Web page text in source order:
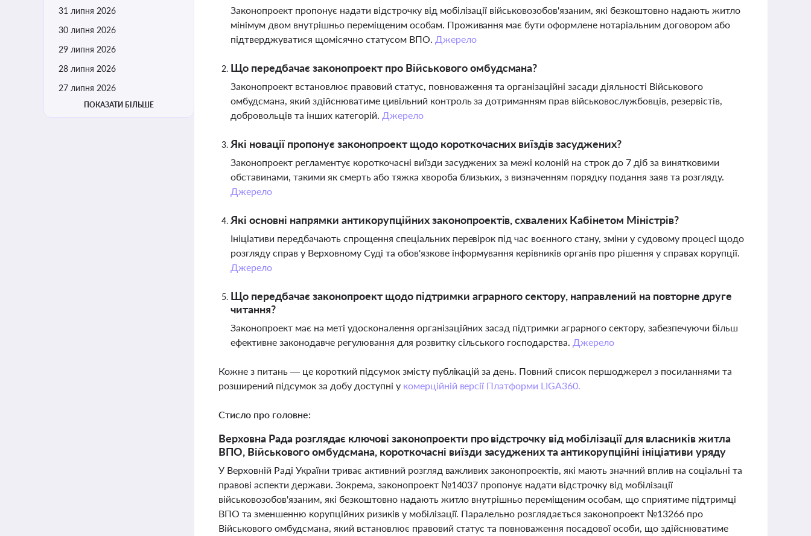
31 липня 2026
30 липня 2026
29 липня 2026
28 липня 2026
27 липня 2026
ПОКАЗАТИ БІЛЬШЕ
Законопроект пропонує надати відстрочку від мобілізації військовозобов'язаним, які безкоштовно надають житло
мінімум двом внутрішньо переміщеним особам. Проживання має бути оформлене нотаріальним договором або
підтверджуватися щомісячно статусом ВПО. Джерело
Що передбачає законопроект про Військового омбудсмана?
Законопроект встановлює правовий статус, повноваження та організаційні засади діяльності Військового
омбудсмана, який здійснюватиме цивільний контроль за дотриманням прав військовослужбовців, резервістів,
добровольців та інших категорій. Джерело
Які новації пропонує законопроект щодо короткочасних виїздів засуджених?
Законопроект регламентує короткочасні виїзди засуджених за межі колоній на строк до 7 діб за винятковими
обставинами, такими як смерть або тяжка хвороба близьких, з визначенням порядку подання заяв та розгляду.
Джерело
Які основні напрямки антикорупційних законопроектів, схвалених Кабінетом Міністрів?
Ініціативи передбачають спрощення спеціальних перевірок під час воєнного стану, зміни у судовому процесі щодо
розгляду справ у Верховному Суді та обов'язкове інформування керівників органів про рішення у справах корупції.
Джерело
Що передбачає законопроект щодо підтримки аграрного сектору, направлений на повторне друге
читання?
Законопроект має на меті удосконалення організаційних засад підтримки аграрного сектору, забезпечуючи більш
ефективне законодавче регулювання для розвитку сільського господарства. Джерело
Кожне з питань — це короткий підсумок змісту публікацій за день. Повний список першоджерел з посиланнями та
розширений підсумок за добу доступні у комерційній версії Платформи LIGA360.
Стисло про головне:
Верховна Рада розглядає ключові законопроекти про відстрочку від мобілізації для власників житла
ВПО, Військового омбудсмана, короткочасні виїзди засуджених та антикорупційні ініціативи уряду
У Верховній Раді України триває активний розгляд важливих законопроектів, які мають значний вплив на соціальні та
правові аспекти держави. Зокрема, законопроект №14037 пропонує надати відстрочку від мобілізації
військовозобов'язаним, які безкоштовно надають житло внутрішньо переміщеним особам, що сприятиме підтримці
ВПО та зменшенню корупційних ризиків у мобілізації. Паралельно розглядається законопроект №13266 про
Військового омбудсмана, який встановлює правовий статус та повноваження посадової особи, що здійснюватиме